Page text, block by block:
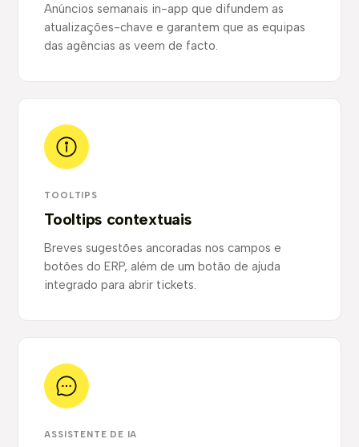
Anúncios semanais in-app que difundem as
atualizações-chave e garantem que as equipas
das agências as veem de facto.
TOOLTIPS
Tooltips contextuais
Breves sugestões ancoradas nos campos e
botões do ERP, além de um botão de ajuda
integrado para abrir tickets.
ASSISTENTE DE IA